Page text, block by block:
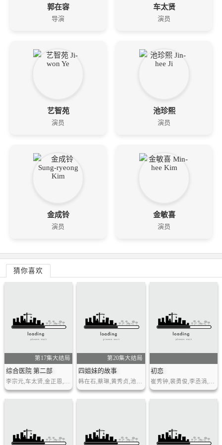
郭在容
导演
车太贤
演员
艺智苑
演员
池珍熙
演员
金成铃
演员
金敏喜
演员
猜你喜欢
第17集大结局
综合医院 第二部
李宗元,车太贤,金正恩,柳镇,陶智媛
第20集大结局
四姐妹的故事
韩在石,蔡琳,黄秀贞,池珍熙等
初恋
崔秀钟,裴勇俊,李丞涓,崔智友,李慧英,,车太贤,朴相元,金太宇,赵京焕等